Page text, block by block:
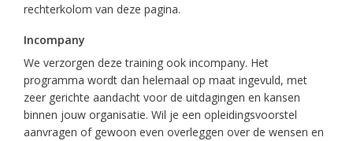
rechterkolom van deze pagina.
Incompany
We verzorgen deze training ook incompany. Het
programma wordt dan helemaal op maat ingevuld, met
zeer gerichte aandacht voor de uitdagingen en kansen
binnen jouw organisatie. Wil je een opleidingsvoorstel
aanvragen of gewoon even overleggen over de wensen en